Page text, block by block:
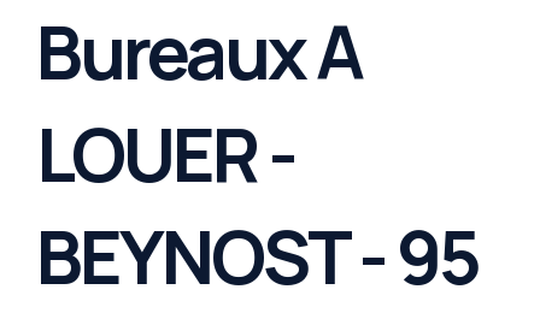
Bureaux A
LOUER -
BEYNOST - 95